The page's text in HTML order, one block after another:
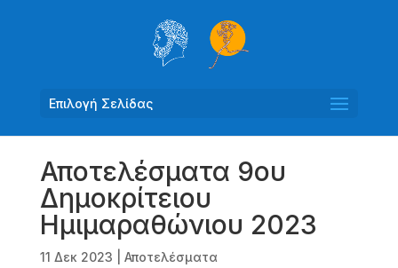
Επιλογή Σελίδας
Αποτελέσματα 9ου
Δημοκρίτειου
Ημιμαραθώνιου 2023
11 Δεκ 2023 Αποτελέσματα